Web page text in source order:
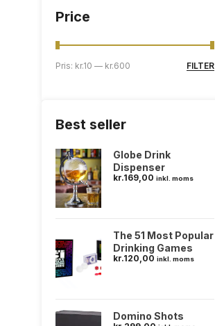
Price
FILTER
Pris: kr.10 — kr.600
Best seller
Globe Drink
Dispenser
kr.169,00 inkl. moms
The 51 Most Popular
Drinking Games
kr.120,00 inkl. moms
Domino Shots